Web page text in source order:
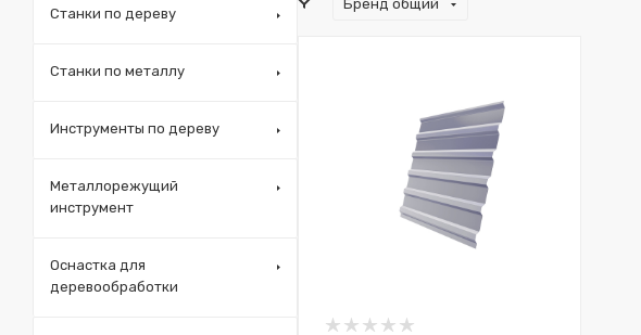
Бренд общий
Станки по дереву
Станки по металлу
Инструменты по дереву
Металлорежущий
инструмент
Оснастка для
деревообработки